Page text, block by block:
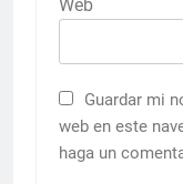
Web
Guardar mi
web en este
haga un